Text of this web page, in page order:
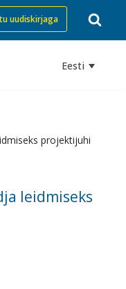
uudiskirjaga
Eesti
projektijuhi
leidmiseks